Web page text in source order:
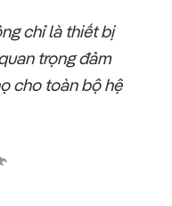
chỉ là thiết bị
trọng đảm
cho toàn bộ hệ